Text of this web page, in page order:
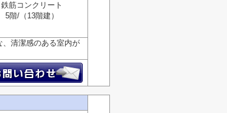
鉄筋コンクリート
5階/（13階建）
清潔感のある室内が